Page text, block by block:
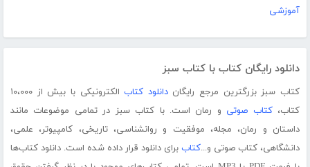
آموزشی
دانلود رایگان کتاب با کتاب سبز
کتاب سبز بزرگترین مرجع رایگاندانلود کتاب
الکترونیکی با بیش از ۱۰،۰۰۰
کتاب،کتاب صوتی و رمان است. با کتاب سبز در تمامی موضوعات مانند
داستان و رمان، مجله، موفقیت و روانشناسی، تاریخی، کامپیوتر، علمی،
دانشگاهی، کتاب صوتی و...کتاب برای دانلود قرار داده شده است. دانلود کتاب‌ها